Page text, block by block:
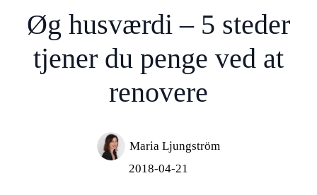
Øg husværdi – 5 steder
tjener du penge ved at
renovere
Maria Ljungström
2018-04-21